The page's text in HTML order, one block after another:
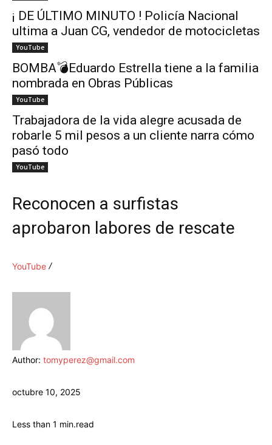
¡ DE ÚLTIMO MINUTO ! Policía Nacional
ultima a Juan CG, vendedor de motocicletas
YouTube
BOMBA💣Eduardo Estrella tiene a la familia
nombrada en Obras Públicas
YouTube
Trabajadora de la vida alegre acusada de
robarle 5 mil pesos a un cliente narra cómo
pasó todo
YouTube
Reconocen a surfistas
aprobaron labores de rescate
YouTube
Author: tomyperez@gmail.com
octubre 10, 2025
Less than 1 min.read